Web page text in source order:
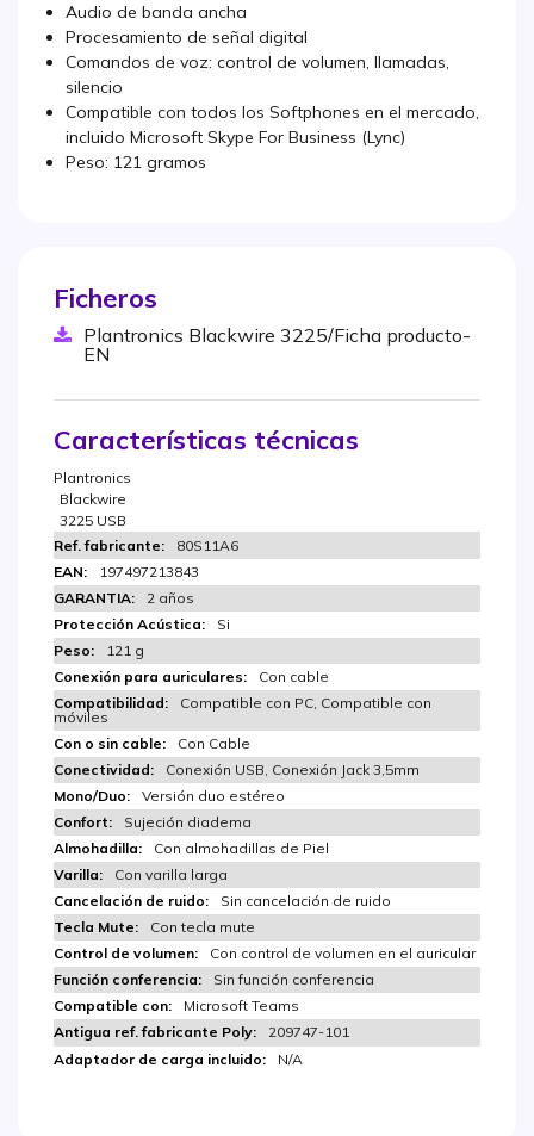
Audio de banda ancha
Procesamiento de señal digital
Comandos de voz: control de volumen, llamadas,
silencio
Compatible con todos los Softphones en el mercado,
incluido Microsoft Skype For Business (Lync)
Peso: 121 gramos
Ficheros
Plantronics Blackwire 3225/Ficha producto-
EN
Características técnicas
Plantronics
Blackwire
3225 USB
80S11A6
197497213843
2 años
Si
121 g
Con cable
Compatible con PC, Compatible con
móviles
Con Cable
Conexión USB, Conexión Jack 3,5mm
Versión duo estéreo
Sujeción diadema
Con almohadillas de Piel
Con varilla larga
Sin cancelación de ruido
Con tecla mute
Con control de volumen en el auricular
Sin función conferencia
Microsoft Teams
209747-101
N/A